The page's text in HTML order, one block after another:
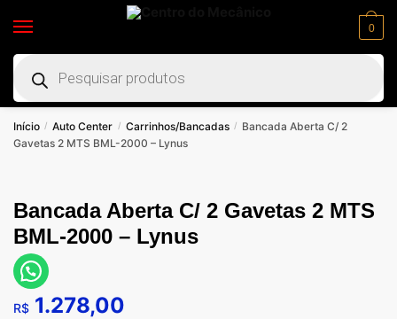
0
Início / Auto Center / Carrinhos/Bancadas /
Bancada Aberta C/ 2
Gavetas 2 MTS BML-2000 – Lynus
Bancada Aberta C/ 2 Gavetas 2 MTS
BML-2000 – Lynus
R$ 1.278,00